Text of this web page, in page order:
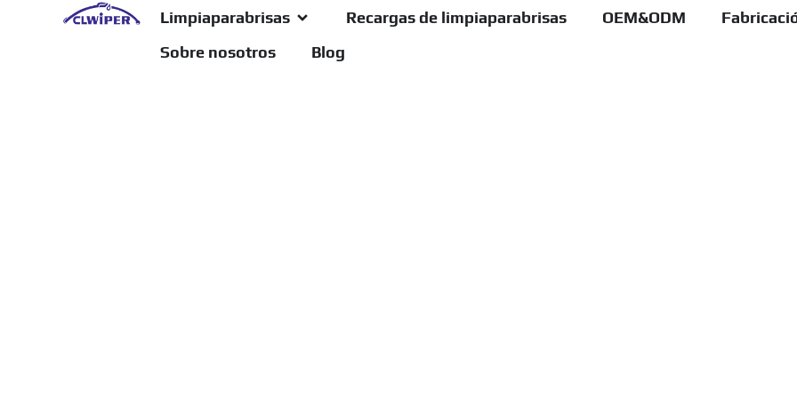
Limpiaparabrisas Recargas de limpiaparabrisas OEM&ODM
Sobre nosotros
Blog